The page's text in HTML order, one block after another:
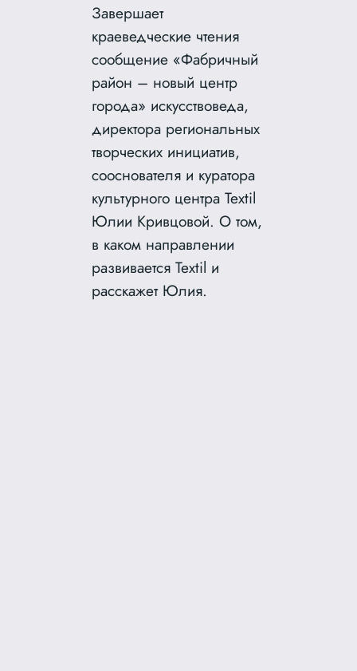
Завершает
краеведческие чтения
сообщение «Фабричный
район – новый центр
города» искусствоведа,
директора региональных
творческих инициатив,
сооснователя и куратора
культурного центра Textil
Юлии Кривцовой. О том,
в каком направлении
развивается Textil и
расскажет Юлия.